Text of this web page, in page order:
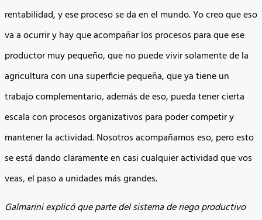
rentabilidad, y ese proceso se da en el mundo. Yo creo que eso
va a ocurrir y hay que acompañar los procesos para que ese
productor muy pequeño, que no puede vivir solamente de la
agricultura con una superficie pequeña, que ya tiene un
trabajo complementario, además de eso, pueda tener cierta
escala con procesos organizativos para poder competir y
mantener la actividad. Nosotros acompañamos eso, pero esto
se está dando claramente en casi cualquier actividad que vos
veas, el paso a unidades más grandes.
Galmarini explicó que parte del sistema de riego productivo